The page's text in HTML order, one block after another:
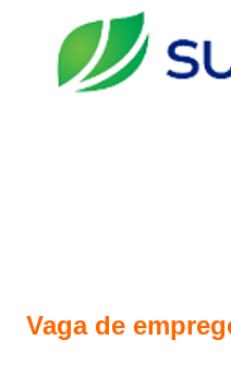
Vaga de